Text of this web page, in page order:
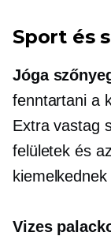
Sport és
Jóga
fenntartani a
Extra vastag
felületek és
Vizes